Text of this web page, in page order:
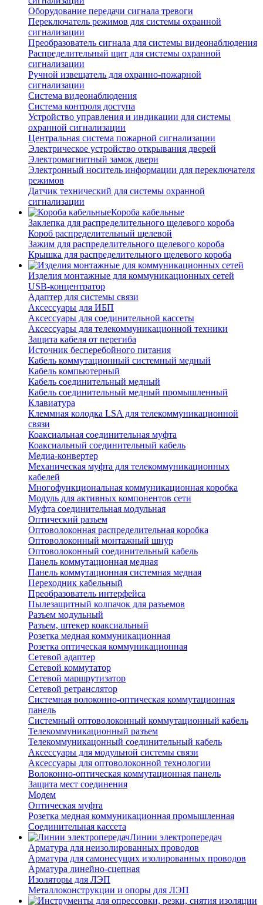
Оборудование передачи сигнала тревоги
Переключатель режимов для системы охранной
сигнализации
Преобразователь сигнала для системы видеонаблюдения
Распределительный щит для системы охранной
сигнализации
Ручной извещатель для охранно-пожарной
сигнализации
Система видеонаблюдения
Система контроля доступа
Устройство управления и индикации для системы
охранной сигнализации
Центральная система пожарной сигнализации
Электрическое устройство открывания дверей
Электромагнитный замок двери
Электронный носитель информации для переключателя
режимов
Датчик технический для системы охранной
сигнализации
Короба кабельные
Заклепка для распределительного щелевого короба
Короб распределительный щелевой
Зажим для распределительного щелевого короба
Крышка для распределительного щелевого короба
Изделия монтажные для коммуникационных сетей
USB-концентратор
Адаптер для системы связи
Аксессуары для ИБП
Аксессуары для соединительной кассеты
Аксессуары для телекоммуникационной техники
Защита кабеля от перегиба
Источник бесперебойного питания
Кабель коммутационный системный медный
Кабель компьютерный
Кабель соединительный медный
Кабель соединительный медный промышленный
Клавиатура
Клеммная колодка LSA для телекоммуникационной
связи
Коаксиальная соединительная муфта
Коаксиальный соединительный кабель
Медиа-конвертер
Механическая муфта для телекоммуникационных
кабелей
Многофункциональная коммуникационная коробка
Модуль для активных компонентов сети
Муфта соединительная модульная
Оптический разъем
Оптоволоконная распределительная коробка
Оптоволоконный монтажный шнур
Оптоволоконный соединительный кабель
Панель коммутационная медная
Панель коммутационная системная медная
Переходник кабельный
Преобразователь интерфейса
Пылезащитный колпачок для разъемов
Разъем модульный
Разъем, штекер коаксиальный
Розетка медная коммуникационная
Розетка оптическая коммуникационная
Сетевой адаптер
Сетевой коммутатор
Сетевой маршрутизатор
Сетевой ретранслятор
Системная волоконно-оптическая коммутационная
панель
Системный оптоволоконный коммутационный кабель
Телекоммуникационный разъем
Телекоммуникацонный соединительный кабель
Аксессуары для модульной системы связи
Аксессуары для оптоволоконной технологии
Волоконно-оптическая коммутационная панель
Защита мест соединения
Модем
Оптическая муфта
Розетка медная коммуникационная промышленная
Соединительная кассета
Линии электропередач
Арматура для неизолированных проводов
Арматура для самонесущих изолированных проводов
Арматура линейно-сцепная
Изоляторы для ЛЭП
Металлоконструкции и опоры для ЛЭП